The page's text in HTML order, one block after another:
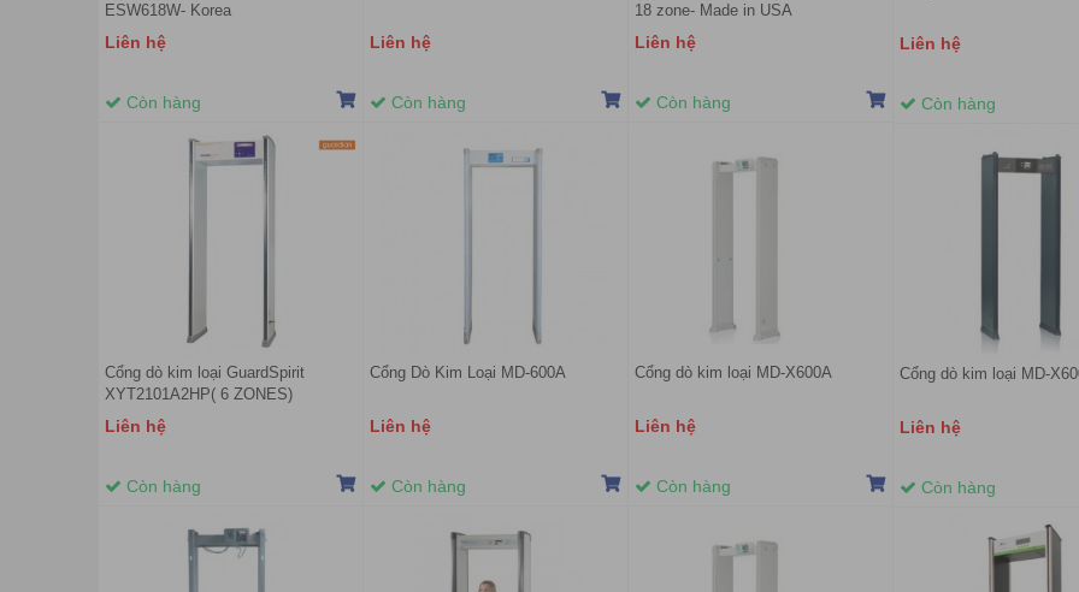
ESW618W- Korea
Liên hệ
Còn hàng
Liên hệ
Còn hàng
18 zone- Made in USA
Liên hệ
Còn hàng
Liên hệ
Còn hàng
Cổng dò kim loại GuardSpirit
XYT2101A2HP( 6 ZONES)
Liên hệ
Còn hàng
Cổng Dò Kim Loại MD-600A
Liên hệ
Còn hàng
Cổng dò kim loại MD-X600A
Liên hệ
Còn hàng
Cổng dò kim loại MD-
Liên hệ
Còn hàng